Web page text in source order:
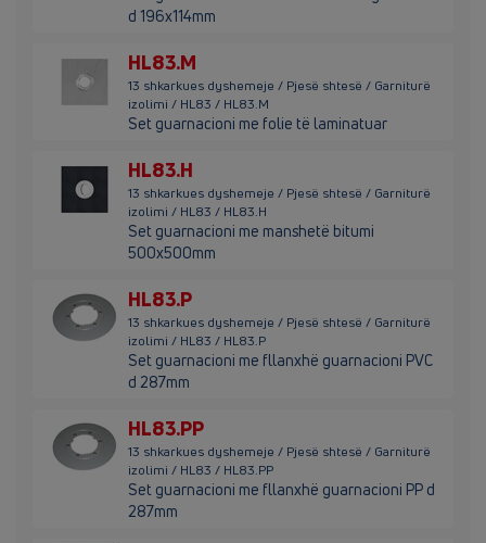
d 196x114mm
HL83.M
13 shkarkues dyshemeje / Pjesë shtesë / Garniturë
izolimi / HL83 / HL83.M
Set guarnacioni me folie të laminatuar
HL83.H
13 shkarkues dyshemeje / Pjesë shtesë / Garniturë
izolimi / HL83 / HL83.H
Set guarnacioni me manshetë bitumi
500x500mm
HL83.P
13 shkarkues dyshemeje / Pjesë shtesë / Garniturë
izolimi / HL83 / HL83.P
Set guarnacioni me fllanxhë guarnacioni PVC
d 287mm
HL83.PP
13 shkarkues dyshemeje / Pjesë shtesë / Garniturë
izolimi / HL83 / HL83.PP
Set guarnacioni me fllanxhë guarnacioni PP d
287mm